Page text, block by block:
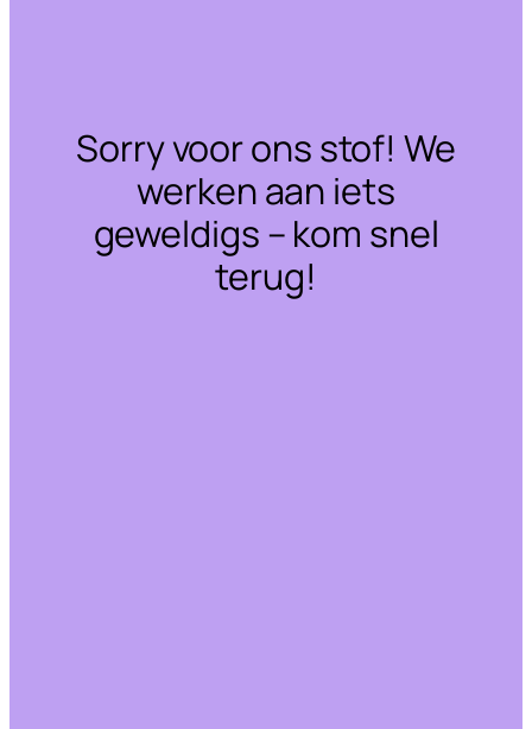
Sorry voor ons stof! We
werken aan iets
geweldigs – kom snel
terug!